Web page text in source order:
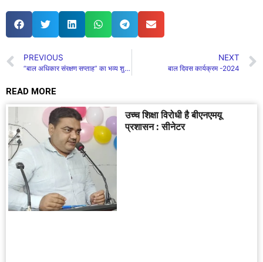
PREVIOUS
“बाल अधिकार संरक्षण सप्ताह” का भव्य शुभारंभ..!
NEXT
बाल दिवस कार्यक्रम -2024
READ MORE
उच्च शिक्षा विरोधी है बीएनएमयू
प्रशासन : सीनेटर